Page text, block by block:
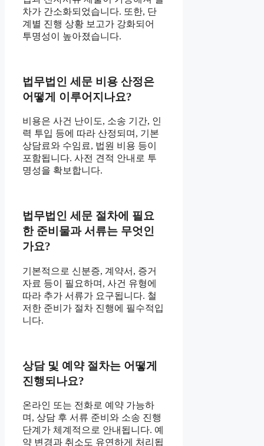
차가 간소화되었습니다. 또한, 단
계별 진행 상황 보고가 강화되어
투명성이 높아졌습니다.
법무법인 세문 비용 산정은
어떻게 이루어지나요?
비용은 사건 난이도, 소송 기간, 인
력 투입 등에 따라 산정되며, 기본
상담료와 수임료, 법원 비용 등이
포함됩니다. 사전 견적 안내로 투
명성을 확보합니다.
법무법인 세문 절차에 필요
한 준비물과 서류는 무엇인
가요?
기본적으로 신분증, 계약서, 증거
자료 등이 필요하며, 사건 유형에
따라 추가 서류가 요구됩니다. 철
저한 준비가 절차 진행에 필수적입
니다.
상담 및 예약 절차는 어떻게
진행되나요?
온라인 또는 전화로 예약 가능하
며, 상담 후 서류 준비와 소송 진행
단계가 체계적으로 안내됩니다. 예
약 변경과 취소도 유연하게 처리됩